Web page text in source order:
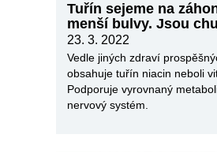
Tuřín sejeme na
menší bulvy. Jsou
23. 3. 2022
Vedle jiných zdraví
obsahuje tuřín niacin neboli
Podporuje vyrovnaný
nervový systém.